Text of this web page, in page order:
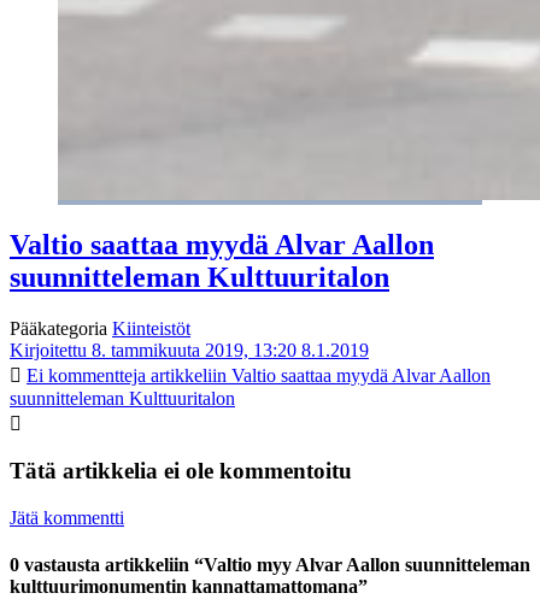
Valtio saattaa myydä Alvar Aallon
suunnitteleman Kulttuuritalon
Pääkategoria Kiinteistöt
Kirjoitettu 8. tammikuuta 2019, 13:20 8.1.2019
Ei kommentteja artikkeliin Valtio saattaa myydä Alvar Aallon
suunnitteleman Kulttuuritalon
Tätä artikkelia ei ole kommentoitu
Jätä kommentti
0 vastausta artikkeliin “Valtio myy Alvar Aallon suunnitteleman
kulttuurimonumentin kannattamattomana”